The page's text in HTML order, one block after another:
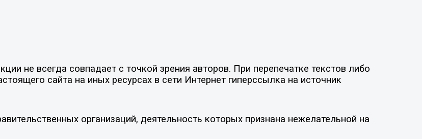
не всегда совпадает с точкой зрения авторов. При перепечатке текстов либо
сайта на иных ресурсах в сети Интернет гиперссылка на источник
организаций, деятельность которых признана нежелательной на